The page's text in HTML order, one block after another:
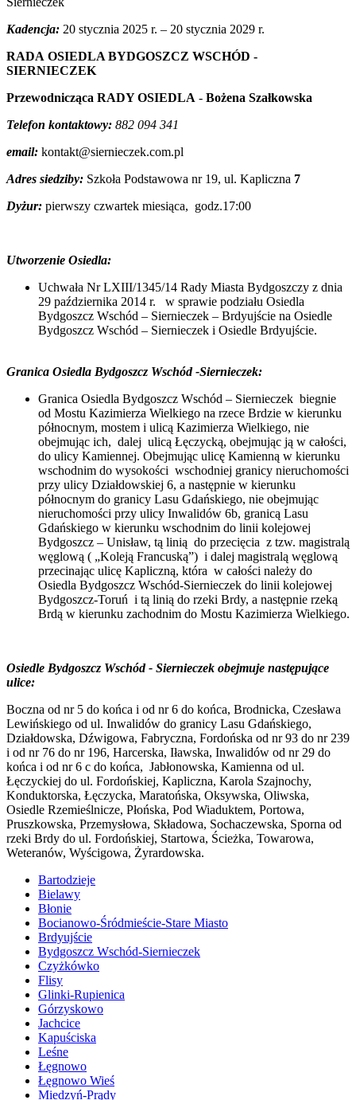
Kadencja: 20 stycznia 2025 r. – 20 stycznia 2029 r.
RADA OSIEDLA BYDGOSZCZ WSCHÓD -
SIERNIECZEK
Przewodnicząca RADY OSIEDLA - Bożena Szałkowska
Telefon kontaktowy: 882 094 341
email: kontakt@siernieczek.com.pl
Adres siedziby: Szkoła Podstawowa nr 19, ul. Kapliczna 7
Dyżur: pierwszy czwartek miesiąca, godz.17:00
Utworzenie Osiedla:
Uchwała Nr LXIII/1345/14 Rady Miasta Bydgoszczy z dnia
29 października 2014 r. w sprawie podziału Osiedla
Bydgoszcz Wschód – Siernieczek – Brdyujście na Osiedle
Bydgoszcz Wschód – Siernieczek i Osiedle Brdyujście.
Granica Osiedla Bydgoszcz Wschód -Siernieczek:
Granica Osiedla Bydgoszcz Wschód – Siernieczek biegnie
od Mostu Kazimierza Wielkiego na rzece Brdzie w kierunku
północnym, mostem i ulicą Kazimierza Wielkiego, nie
obejmując ich, dalej ulicą Łęczycką, obejmując ją w całości,
do ulicy Kamiennej. Obejmując ulicę Kamienną w kierunku
wschodnim do wysokości wschodniej granicy nieruchomości
przy ulicy Działdowskiej 6, a następnie w kierunku
północnym do granicy Lasu Gdańskiego, nie obejmując
nieruchomości przy ulicy Inwalidów 6b, granicą Lasu
Gdańskiego w kierunku wschodnim do linii kolejowej
Bydgoszcz – Unisław, tą linią do przecięcia z tzw. magistralą
węglową ( „Koleją Francuską”) i dalej magistralą węglową
przecinając ulicę Kapliczną, która w całości należy do
Osiedla Bydgoszcz Wschód-Siernieczek do linii kolejowej
Bydgoszcz-Toruń i tą linią do rzeki Brdy, a następnie rzeką
Brdą w kierunku zachodnim do Mostu Kazimierza Wielkiego.
Osiedle Bydgoszcz Wschód - Siernieczek obejmuje następujące
ulice:
Boczna od nr 5 do końca i od nr 6 do końca, Brodnicka, Czesława
Lewińskiego od ul. Inwalidów do granicy Lasu Gdańskiego,
Działdowska, Dźwigowa, Fabryczna, Fordońska od nr 93 do nr 239
i od nr 76 do nr 196, Harcerska, Iławska, Inwalidów od nr 29 do
końca i od nr 6 c do końca, Jabłonowska, Kamienna od ul.
Łęczyckiej do ul. Fordońskiej, Kapliczna, Karola Szajnochy,
Konduktorska, Łęczycka, Maratońska, Oksywska, Oliwska,
Osiedle Rzemieślnicze, Płońska, Pod Wiaduktem, Portowa,
Pruszkowska, Przemysłowa, Składowa, Sochaczewska, Sporna od
rzeki Brdy do ul. Fordońskiej, Startowa, Ścieżka, Towarowa,
Weteranów, Wyścigowa, Żyrardowska.
Bartodzieje
Bielawy
Błonie
Bocianowo-Śródmieście-Stare Miasto
Brdyujście
Bydgoszcz Wschód-Siernieczek
Czyżkówko
Flisy
Glinki-Rupienica
Górzyskowo
Jachcice
Kapuściska
Leśne
Łęgnowo
Łęgnowo Wieś
Miedzyń-Prądy